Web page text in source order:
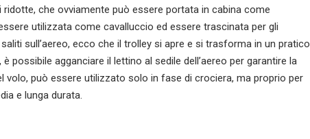
che ovviamente può essere portata in cabina come
utilizzata come cavalluccio ed essere trascinata per gli
sull’aereo, ecco che il trolley si apre e si trasforma in un pratico
possibile agganciare il lettino al sedile dell’aereo per garantire la
volo, può essere utilizzato solo in fase di crociera, ma proprio per
e lunga durata.